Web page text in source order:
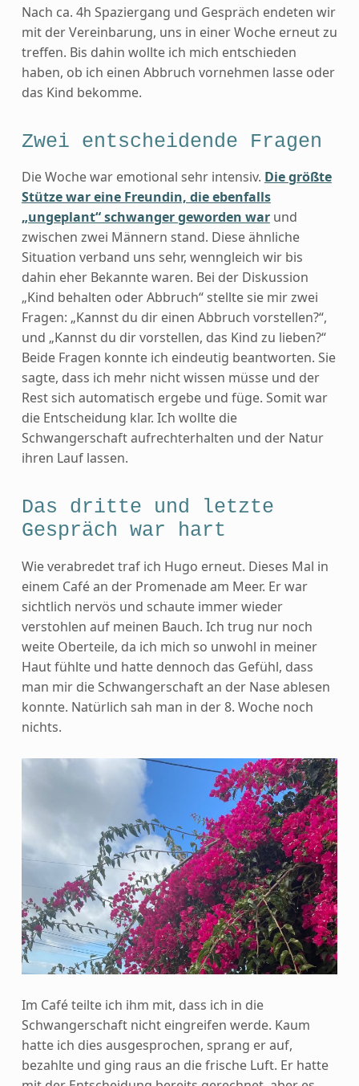
Nach ca. 4h Spaziergang und Gespräch endeten wir
mit der Vereinbarung, uns in einer Woche erneut zu
treffen. Bis dahin wollte ich mich entschieden
haben, ob ich einen Abbruch vornehmen lasse oder
das Kind bekomme.
Zwei entscheidende Fragen
Die Woche war emotional sehr intensiv. Die größte
Stütze war eine Freundin, die ebenfalls
„ungeplant“ schwanger geworden warund
zwischen zwei Männern stand. Diese ähnliche
Situation verband uns sehr, wenngleich wir bis
dahin eher Bekannte waren. Bei der Diskussion
„Kind behalten oder Abbruch“ stellte sie mir zwei
Fragen: „Kannst du dir einen Abbruch vorstellen?“,
und „Kannst du dir vorstellen, das Kind zu lieben?“
Beide Fragen konnte ich eindeutig beantworten. Sie
sagte, dass ich mehr nicht wissen müsse und der
Rest sich automatisch ergebe und füge. Somit war
die Entscheidung klar. Ich wollte die
Schwangerschaft aufrechterhalten und der Natur
ihren Lauf lassen.
Das dritte und letzte
Gespräch war hart
Wie verabredet traf ich Hugo erneut. Dieses Mal in
einem Café an der Promenade am Meer. Er war
sichtlich nervös und schaute immer wieder
verstohlen auf meinen Bauch. Ich trug nur noch
weite Oberteile, da ich mich so unwohl in meiner
Haut fühlte und hatte dennoch das Gefühl, dass
man mir die Schwangerschaft an der Nase ablesen
konnte. Natürlich sah man in der 8. Woche noch
nichts.
Im Café teilte ich ihm mit, dass ich in die
Schwangerschaft nicht eingreifen werde. Kaum
hatte ich dies ausgesprochen, sprang er auf,
bezahlte und ging raus an die frische Luft. Er hatte